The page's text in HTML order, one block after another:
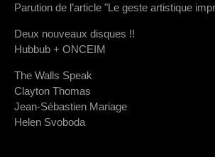
Parution de l’article "Le geste artistique
Deux nouveaux disques !!
Hubbub + ONCEIM
The Walls Speak
Clayton Thomas
Jean-Sébastien Mariage
Helen Svoboda